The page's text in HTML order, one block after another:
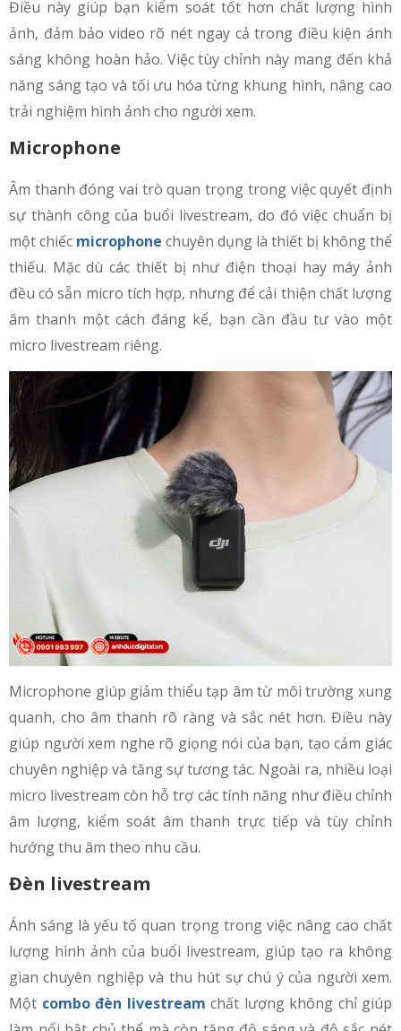
Điều này giúp bạn kiểm soát tốt hơn chất lượng hình
ảnh, đảm bảo video rõ nét ngay cả trong điều kiện ánh
sáng không hoàn hảo. Việc tùy chỉnh này mang đến khả
năng sáng tạo và tối ưu hóa từng khung hình, nâng cao
trải nghiệm hình ảnh cho người xem.
Microphone
Âm thanh đóng vai trò quan trọng trong việc quyết định
sự thành công của buổi livestream, do đó việc chuẩn bị
một chiếc microphone chuyên dụng là thiết bị không thể
thiếu. Mặc dù các thiết bị như điện thoại hay máy ảnh
đều có sẵn micro tích hợp, nhưng để cải thiện chất lượng
âm thanh một cách đáng kể, bạn cần đầu tư vào một
micro livestream riêng.
Microphone giúp giảm thiểu tạp âm từ môi trường xung
quanh, cho âm thanh rõ ràng và sắc nét hơn. Điều này
giúp người xem nghe rõ giọng nói của bạn, tạo cảm giác
chuyên nghiệp và tăng sự tương tác. Ngoài ra, nhiều loại
micro livestream còn hỗ trợ các tính năng như điều chỉnh
âm lượng, kiểm soát âm thanh trực tiếp và tùy chỉnh
hướng thu âm theo nhu cầu.
Đèn livestream
Ánh sáng là yếu tố quan trọng trong việc nâng cao chất
lượng hình ảnh của buổi livestream, giúp tạo ra không
gian chuyên nghiệp và thu hút sự chú ý của người xem.
Một combo đèn livestream chất lượng không chỉ giúp